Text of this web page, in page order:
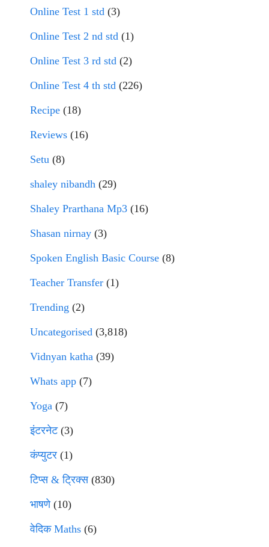
Online Test 1 std (3)
Online Test 2 nd std (1)
Online Test 3 rd std (2)
Online Test 4 th std (226)
Recipe (18)
Reviews (16)
Setu (8)
shaley nibandh (29)
Shaley Prarthana Mp3 (16)
Shasan nirnay (3)
Spoken English Basic Course (8)
Teacher Transfer (1)
Trending (2)
Uncategorised (3,818)
Vidnyan katha (39)
Whats app (7)
Yoga (7)
इंटरनेट(3)
कंप्युटर (1)
टिप्स & ट्रिक्स(830)
भाषणे(10)
वेदिक Maths (6)